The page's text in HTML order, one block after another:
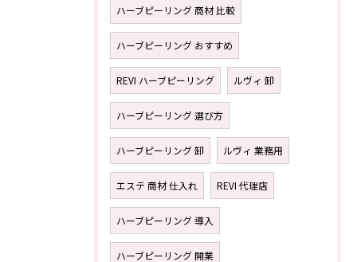
ハーブピーリング 商材 比較
ハーブピーリング おすすめ
REVI ハーブピーリング ルヴィ 卸
ハーブピーリング 選び方
ハーブピーリング 卸 ルヴィ 業務用
エステ 商材 仕入れ REVI 代理店
ハーブピーリング 導入
ハーブピーリング 開業